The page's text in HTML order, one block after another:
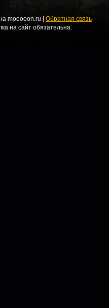
mooooon.ru | Обратная связь
на сайт обязательна.